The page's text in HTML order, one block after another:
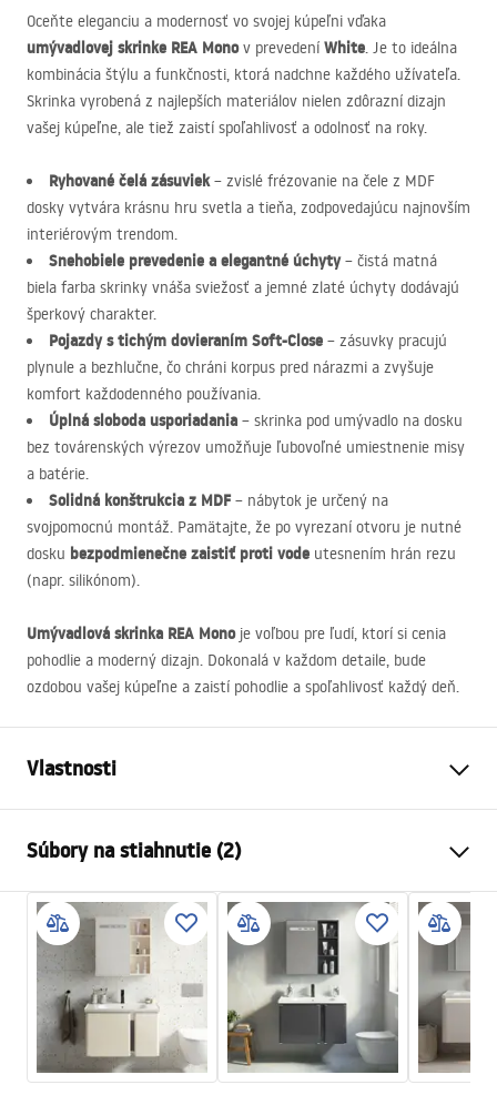
Oceňte eleganciu a modernosť vo svojej kúpeľni vďaka
umývadlovej skrinke REA Monov prevedení White. Je to ideálna
kombinácia štýlu a funkčnosti, ktorá nadchne každého užívateľa.
Skrinka vyrobená z najlepších materiálov nielen zdôrazní dizajn
vašej kúpeľne, ale tiež zaistí spoľahlivosť a odolnosť na roky.
Ryhované čelá zásuviek– zvislé frézovanie na čele z MDF
dosky vytvára krásnu hru svetla a tieňa, zodpovedajúcu najnovším
interiérovým trendom.
Snehobiele prevedenie a elegantné úchyty– čistá matná
biela farba skrinky vnáša sviežosť a jemné zlaté úchyty dodávajú
šperkový charakter.
Pojazdy s tichým dovieraním Soft-Close – zásuvky pracujú
plynule a bezhlučne, čo chráni korpus pred nárazmi a zvyšuje
komfort každodenného používania.
Úplná sloboda usporiadania – skrinka pod umývadlo na dosku
bez továrenských výrezov umožňuje ľubovoľné umiestnenie misy
a batérie.
Solidná konštrukcia z MDF– nábytok je určený na
svojpomocnú montáž. Pamätajte, že po vyrezaní otvoru je nutné
dosku bezpodmienečne zaistiť proti vode utesnením hrán rezu
(napr. silikónom).
Umývadlová skrinka REA Monoje voľbou pre ľudí, ktorí si cenia
pohodlie a moderný dizajn. Dokonalá v každom detaile, bude
ozdobou vašej kúpeľne a zaistí pohodlie a spoľahlivosť každý deň.
Vlastnosti
Spôsob montáže
Materiál
MDF
Výška
480 mm
Šírka
800
Hĺbka
470mm
Súbory na stiahnutie (2)
Záručné podmienky
Warranty_Terms_and_Conditions_-_Furniture_-
_24.pdf
Instrukcja montażu
Instrukcja_monta__u_Szafki_Mono.pdf